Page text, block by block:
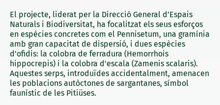
El projecte, liderat per la Direcció General d’Espais
Naturals i Biodiversitat, ha focalitzat els seus esforços
en espècies concretes com el Pennisetum, una gramínia
amb gran capacitat de dispersió, i dues espècies
d'ofidis: la colobra de ferradura (Hemorrhois
hippocrepis) i la colobra d'escala (Zamenis scalaris).
Aquestes serps, introduïdes accidentalment, amenacen
les poblacions autòctones de sargantanes, símbol
faunístic de les Pitiüses.